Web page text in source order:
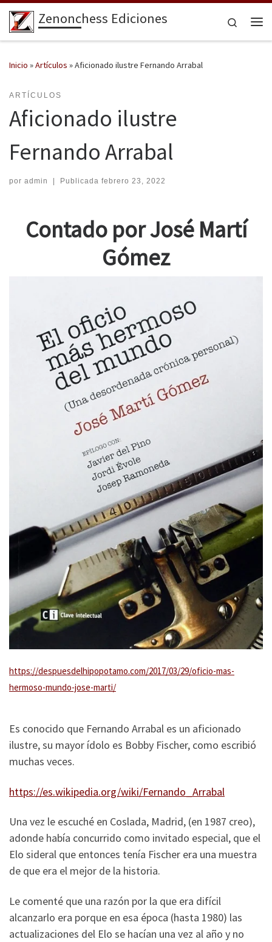
Saltar al contenido
Zenonchess Ediciones
Search
Inicio »Artículos »Aficionado ilustre Fernando Arrabal
ARTÍCULOS
Aficionado ilustre
Fernando Arrabal
por admin | Publicada febrero 23, 2022
Contado por José Martí
Gómez
https://despuesdelhipopotamo.com/2017/03/29/oficio-mas-
hermoso-mundo-jose-marti/
Es conocido que Fernando Arrabal es un aficionado
ilustre, su mayor ídolo es Bobby Fischer, como escribió
muchas veces.
https://es.wikipedia.org/wiki/Fernando_Arrabal
Una vez le escuché en Coslada, Madrid, (en 1987 creo),
adonde había concurrido como invitado especial, que el
Elo sideral que entonces tenía Fischer era una muestra
de que era el mejor de la historia.
Le comenté que una razón por la que era difícil
alcanzarlo era porque en esa época (hasta 1980) las
actualizaciones del Elo se hacían una vez al año y no